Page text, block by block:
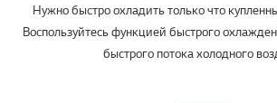
Нужно быстро охладить только что
Воспользуйтесь функцией быстрого
быстрого потока холодного